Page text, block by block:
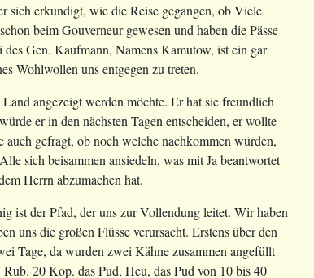
sich erkundigt, wie die Reise gegangen, ob Viele
beim Gouverneur gewesen und haben die Pässe
Gen. Kaufmann, Namens Kamutow, ist ein gar
Wohlwollen uns entgegen zu treten.
angezeigt werden möchte. Er hat sie freundlich
er in den nächsten Tagen entscheiden, er wollte
gefragt, ob noch welche nachkommen würden,
sich beisammen ansiedeln, was mit Ja beantwortet
Herrn abzumachen hat.
ist der Pfad, der uns zur Vollendung leitet. Wir haben
uns die großen Flüsse verursacht. Erstens über den
Tage, da wurden zwei Kähne zusammen angefüllt
20 Kop. das Pud, Heu, das Pud von 10 bis 40